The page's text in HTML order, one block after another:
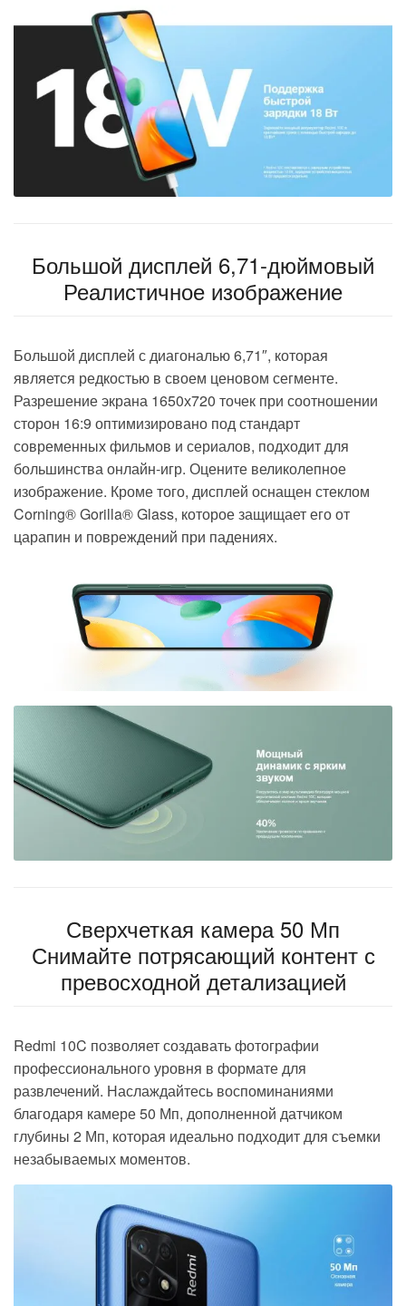
Большой дисплей 6,71-дюймовый
Реалистичное изображение
Большой дисплей сдиагональю 6,71″, которая
является редкостью в своем ценовом сегменте.
Разрешение экрана 1650х720 точек при соотношении
сторон 16:9 оптимизировано под стандарт
современных фильмов и сериалов, подходит для
большинства онлайн-игр. Оцените великолепное
изображение. Кроме того, дисплей оснащен стеклом
Corning® Gorilla® Glass, котороезащищает его от
царапин и повреждений при падениях.
Сверхчеткая камера 50 Мп
Снимайте потрясающий контент с
превосходной детализацией
Redmi 10C позволяет создавать фотографии
профессионального уровня в формате для
развлечений. Наслаждайтесь воспоминаниями
благодаря камере 50 Мп, дополненной датчиком
глубины 2 Мп, которая идеально подходит для съемки
незабываемых моментов.